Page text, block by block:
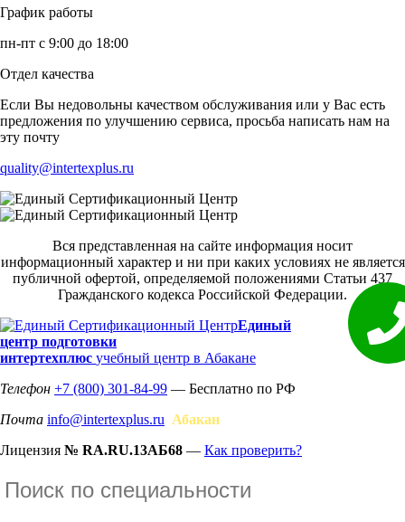
График работы
пн-пт с 9:00 до 18:00
Отдел качества
Если Вы недовольны качеством обслуживания или у Вас есть
предложения по улучшению сервиса, просьба написать нам на
эту почту
quality@intertexplus.ru
Вся представленная на сайте информация носит
информационный характер и ни при каких условиях не является
публичной офертой, определяемой положениями Статьи 437
Гражданского кодекса Российской Федерации.
Единый
центр подготовки
интертехплюс учебный центр в Абакане
Телефон +7 (800) 301-84-99 — Бесплатно по РФ
Почта info@intertexplus.ru Абакан
Лицензия № RA.RU.13АБ68 — Как проверить?